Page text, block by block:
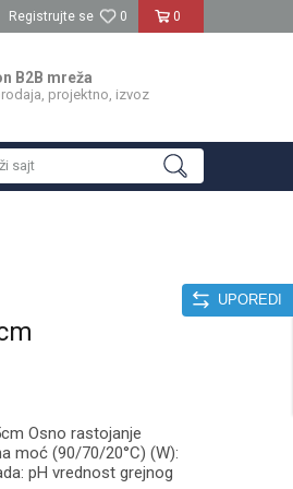
0
0
Registrujte se
B2B mreža
projektno, izvoz
sajt
UPOREDI
Osno rastojanje
moć (90/70/20°C) (W):
pH vrednost grejnog